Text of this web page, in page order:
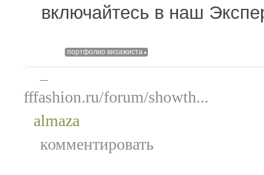
включайтесь в наш
портфолио визажиста
—
fffashion.ru/forum/showth...
almaza
комментировать